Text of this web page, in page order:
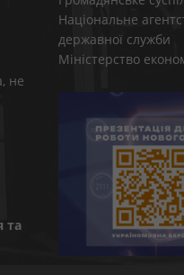
не
та
Національне
державної служби
Міністерство